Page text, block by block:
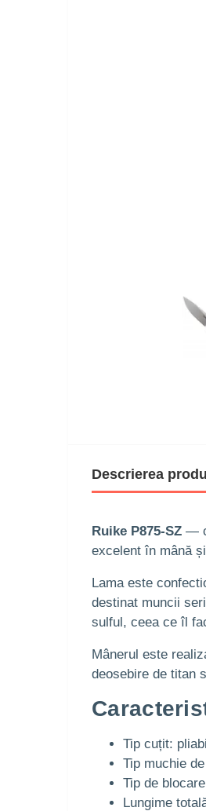
Descrierea
Ruike P875-SZ —
excelent în mână
Lama este
destinat muncii
sulful, ceea ce îl
Mânerul este
deosebire de titan
Tip cuțit:
Tip muchie
Tip de
Lungime